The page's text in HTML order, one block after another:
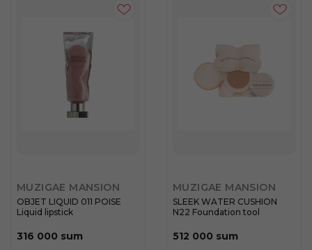
MUZIGAE MANSION
OBJET LIQUID 011 POISE
Liquid lipstick
316 000 sum
MUZIGAE MANSION
SLEEK WATER CUSHION
N22 Foundation tool
512 000 sum